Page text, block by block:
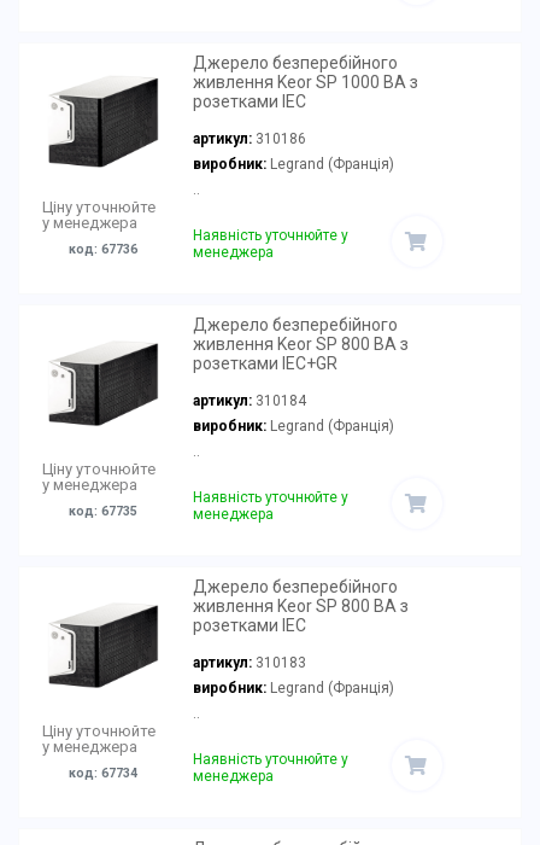
Ціну уточнюйте
у менеджера
код: 67736
Джерело безперебійного
живлення Keor SP 1000 ВА з
розетками IEC
артикул: 310186
виробник:Legrand (Франція)
..
Наявність уточнюйте у
менеджера
Ціну уточнюйте
у менеджера
код: 67735
Джерело безперебійного
живлення Keor SP 800 ВА з
розетками IEC+GR
артикул: 310184
виробник:Legrand (Франція)
..
Наявність уточнюйте у
менеджера
Ціну уточнюйте
у менеджера
код: 67734
Джерело безперебійного
живлення Keor SP 800 ВА з
розетками IEC
артикул: 310183
виробник:Legrand (Франція)
..
Наявність уточнюйте у
менеджера